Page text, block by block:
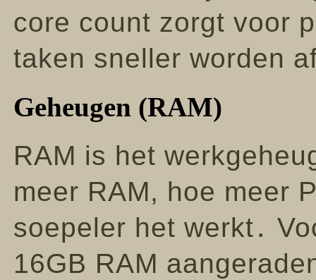
core count zorgt voor
taken sneller worden
Geheugen (RAM)
RAM is het
meer RAM, hoe meer
soepeler het werkt․
16GB RAM